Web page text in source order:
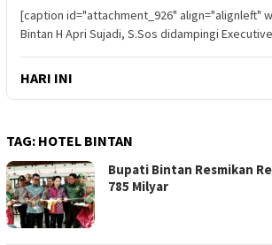
[caption id="attachment_926" align="alignleft"
Bintan H Apri Sujadi, S.Sos didampingi
HARI INI
TAG: HOTEL BINTAN
Bupati Bintan Resmikan
785 Milyar